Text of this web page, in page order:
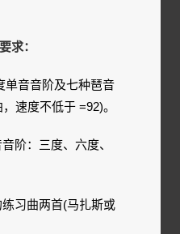
求：
音音阶及七种琶音
速度不低于 =92)。
：三度、六度、
曲两首(马扎斯或